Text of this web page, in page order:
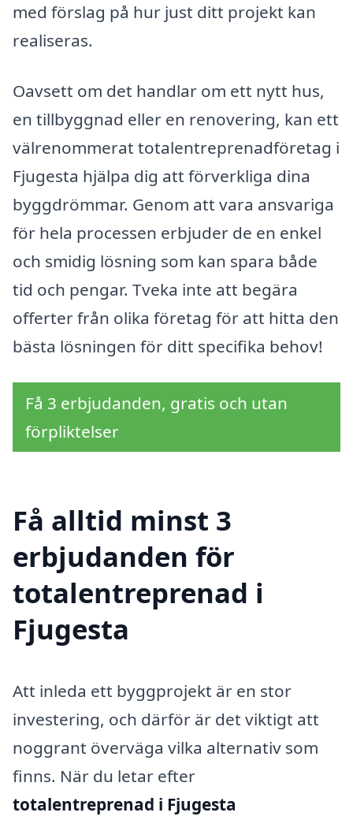
med förslag på hur just ditt projekt kan
realiseras.
Oavsett om det handlar om ett nytt hus,
en tillbyggnad eller en renovering, kan ett
välrenommerat totalentreprenadföretag i
Fjugesta hjälpa dig att förverkliga dina
byggdrömmar. Genom att vara ansvariga
för hela processen erbjuder de en enkel
och smidig lösning som kan spara både
tid och pengar. Tveka inte att begära
offerter från olika företag för att hitta den
bästa lösningen för ditt specifika behov!
Få 3 erbjudanden, gratis och utan
förpliktelser
Få alltid minst 3
erbjudanden för
totalentreprenad i
Fjugesta
Att inleda ett byggprojekt är en stor
investering, och därför är det viktigt att
noggrant överväga vilka alternativ som
finns. När du letar efter
totalentreprenad i Fjugesta